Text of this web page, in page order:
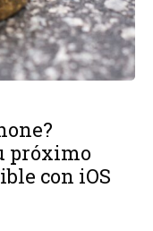
próximo
con iOS